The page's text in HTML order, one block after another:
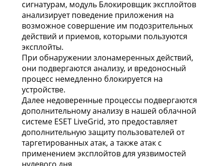
сигнатурам, модуль Блокировщик эксплойтов
анализирует поведение приложения на
возможное совершение им подозрительных
действий и приемов, которыми пользуются
эксплойты.
При обнаружении злонамеренных действий,
они подвергаются анализу, и вредоносный
процесс немедленно блокируется на
устройстве.
Далее недоверенные процессы подвергаются
дополнительному анализу в нашей облачной
системе ESET LiveGrid, это предоставляет
дополнительную защиту пользователей от
таргетированных атак, а также атак с
применением эксплойтов для уязвимостей